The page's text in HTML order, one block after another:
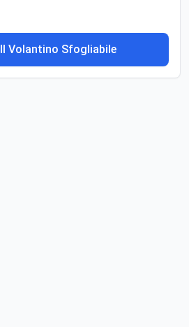
Volantino Sfogliabile